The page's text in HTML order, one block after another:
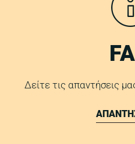
Δείτε τις απαντήσεις